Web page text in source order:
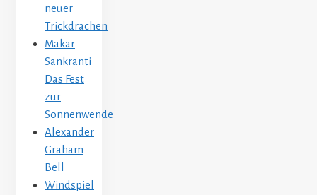
neuer
Trickdrachen
Makar
Sankranti
Das Fest
zur
Sonnenwende
Alexander
Graham
Bell
Windspiel